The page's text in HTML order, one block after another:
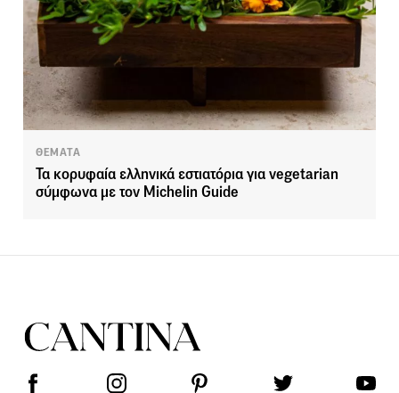
ΘΕΜΑΤΑ
Τα κορυφαία ελληνικά εστιατόρια για vegetarian
σύμφωνα με τον Michelin Guide